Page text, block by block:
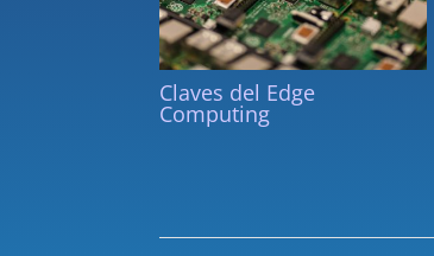
Claves del Edge
Computing